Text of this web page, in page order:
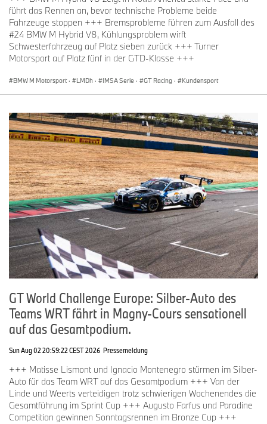
Kelvin van der Linde (#3 Shell BMW M4 GT3 EVO, Rennen 1: DNF,
Rennen 2: DNS): „Ich bin einfach froh, dass es gestern nicht
schlimmer ausgegangen ist. Wenn man die Wiederholungen und
Bilder sieht, hätte es auf jeden Fall viel schlimmer sein können.
Ich bin dankbar, dass BMW so ein sicheres Auto gebaut hat und
mir damit das Leben gerettet hat. Das ist leider ein Teil unserer
in einer schwierigen Phase, auch was die Performance des Autos
im Vergleich zu anderen Herstellern betrifft. Das ist sehr bitter. Wir
geben jedes Wochenende alles, um vorne mitzukämpfen, aber
aktuell reicht es nicht. Das ist natürlich sehr schade fürs Team.
Nun schauen wir nach vorn und versuchen, stärker
zurückzukommen.“
führt das Rennen an, bevor technische Probleme beide
Fahrzeuge stoppen +++ Bremsprobleme führen zum Ausfall des
#24 BMW M Hybrid V8, Kühlungsproblem wirft
Schwesterfahrzeug auf Platz sieben zurück +++ Turner
Motorsport auf Platz fünf in der GTD-Klasse +++
BMW M Motorsport · LMDh · IMSA Serie · GT Racing · Kundensport
GT World Challenge Europe: Silber-Auto des
Teams WRT fährt in Magny-Cours sensationell
auf das Gesamtpodium.
Sun Aug 02 20:59:22 CEST 2026 Pressemeldung
+++ Matisse Lismont und Ignacio Montenegro stürmen im Silber-
Auto für das Team WRT auf das Gesamtpodium +++ Van der
Linde und Weerts verteidigen trotz schwierigen Wochenendes die
Gesamtführung im Sprint Cup +++ Augusto Farfus und Paradine
Competition gewinnen Sonntagsrennen im Bronze Cup +++